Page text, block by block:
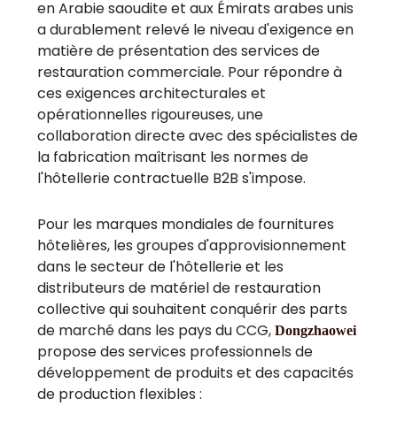
en Arabie saoudite et aux Émirats arabes unis
a durablement relevé le niveau d'exigence en
matière de présentation des services de
restauration commerciale. Pour répondre à
ces exigences architecturales et
opérationnelles rigoureuses, une
collaboration directe avec des spécialistes de
la fabrication maîtrisant les normes de
l'hôtellerie contractuelle B2B s'impose.
Pour les marques mondiales de fournitures
hôtelières, les groupes d'approvisionnement
dans le secteur de l'hôtellerie et les
distributeurs de matériel de restauration
collective qui souhaitent conquérir des parts
de marché dans les pays du CCG,Dongzhaowei
propose des services professionnels de
développement de produits et des capacités
de production flexibles :